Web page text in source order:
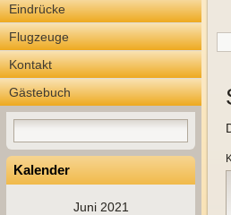
Eindrücke
Flugzeuge
Kontakt
Gästebuch
Kalender
Juni 2021